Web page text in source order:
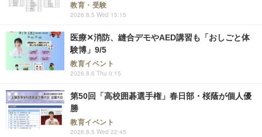
教育・受験
2026.8.5 Wed 15:15
医療✕消防、縫合デモやAED講習も「おしごと体
験博」9/5
教育イベント
2026.8.6 Thu 0:15
第50回「高校囲碁選手権」春日部・桜蔭が個人優
勝
教育イベント
2026.8.5 Wed 22:45